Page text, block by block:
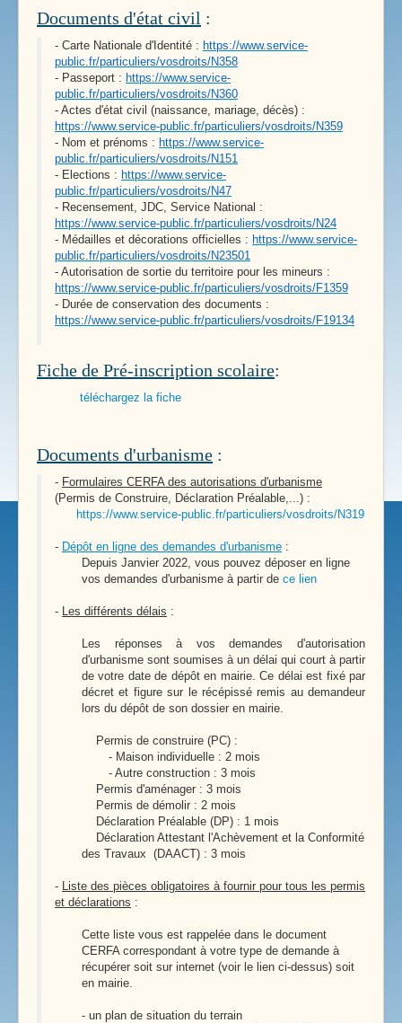
Liens Pratiques
Documents d'état civil :
- Carte Nationale d'Identité : https://www.service-
public.fr/particuliers/vosdroits/N358
- Passeport : https://www.service-
public.fr/particuliers/vosdroits/N360
- Actes d'état civil (naissance, mariage, décès) :
https://www.service-public.fr/particuliers/vosdroits/N359
- Nom et prénoms : https://www.service-
public.fr/particuliers/vosdroits/N151
- Elections : https://www.service-
public.fr/particuliers/vosdroits/N47
- Recensement, JDC, Service National :
https://www.service-public.fr/particuliers/vosdroits/N24
- Médailles et décorations officielles : https://www.service-
public.fr/particuliers/vosdroits/N23501
- Autorisation de sortie du territoire pour les mineurs :
https://www.service-public.fr/particuliers/vosdroits/F1359
- Durée de conservation des documents :
https://www.service-public.fr/particuliers/vosdroits/F19134
Fiche de Pré-inscription scolaire:
téléchargez la fiche
Documents d'urbanisme :
- Formulaires CERFA des autorisations d'urbanisme
(Permis de Construire, Déclaration Préalable,...) :
https://www.service-public.fr/particuliers/vosdroits/N319
- Dépôt en ligne des demandes d'urbanisme :
Depuis Janvier 2022, vous pouvez déposer en ligne
vos demandes d'urbanisme à partir de ce lien
- Les différents délais :
Les réponses à vos demandes d'autorisation
d'urbanisme sont soumises à un délai qui court à partir
de votre date de dépôt en mairie. Ce délai est fixé par
décret et figure sur le récépissé remis au demandeur
lors du dépôt de son dossier en mairie.
Permis de construire (PC) :
- Maison individuelle : 2 mois
- Autre construction : 3 mois
Permis d'aménager : 3 mois
Permis de démolir : 2 mois
Déclaration Préalable (DP) : 1 mois
Déclaration Attestant l'Achèvement et la Conformité
des Travaux (DAACT) : 3 mois
-
Liste des pièces obligatoires à fournir pour tous les permis
et déclarations :
Cette liste vous est rappelée dans le document
CERFA correspondant à votre type de demande à
récupérer soit sur internet (voir le lien ci-dessus) soit
en mairie.
- un plan de situation du terrain